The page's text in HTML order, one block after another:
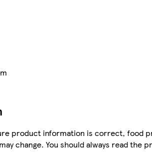
product information is correct, food
change. You should always read